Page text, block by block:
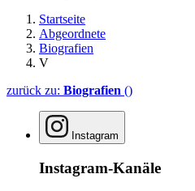
Startseite
Abgeordnete
Biografien
V
zurück zu: Biografien ()
Instagram
Instagram-Kanäle